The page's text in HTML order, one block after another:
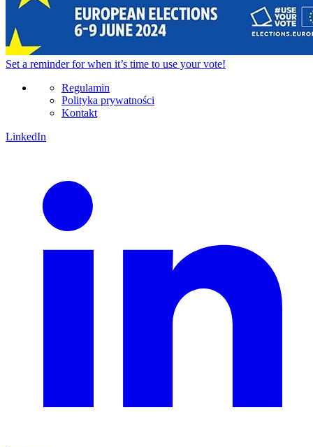
Set a reminderfor when it’s time to use your vote!
Regulamin
Polityka prywatności
Kontakt
LinkedIn